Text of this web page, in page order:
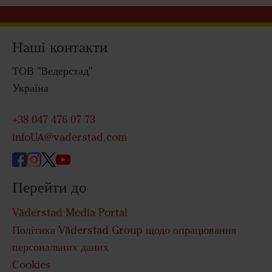
Наші контакти
ТОВ "Ведерстад"
Україна
+38 047 476 07 73
infoUA@vaderstad.com
Перейти до
Väderstad Media Portal
Політика Väderstad Group щодо опрацювання
персональних даних
Cookies